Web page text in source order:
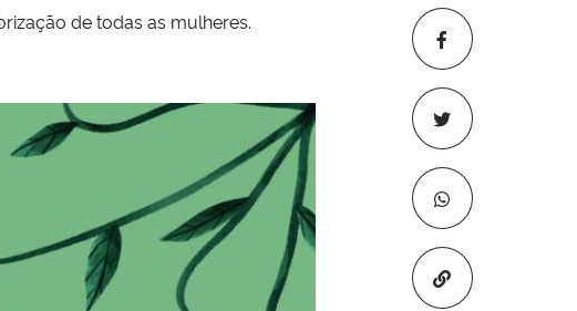
Copiar para
de todas as mulheres.